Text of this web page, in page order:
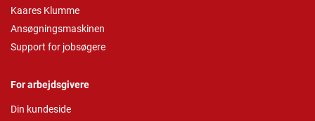
Kaares Klumme
Ansøgningsmaskinen
Support for jobsøgere
For arbejdsgivere
Din kundeside